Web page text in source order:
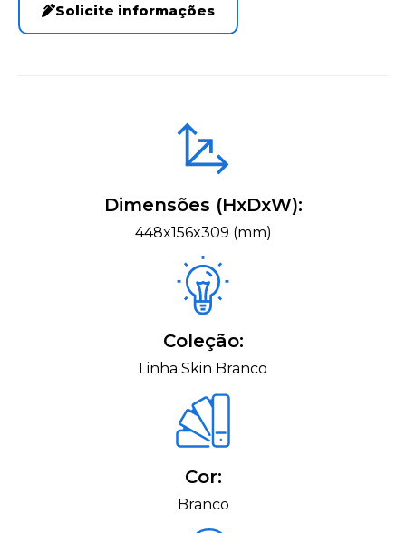
Solicite informações
Dimensões (HxDxW):
448x156x309 (mm)
Coleção:
Linha Skin Branco
Cor:
Branco